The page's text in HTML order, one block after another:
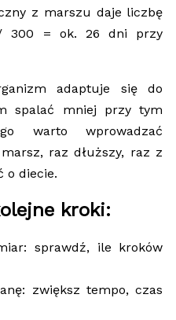
z marszu daje liczbę
/ 300 = ok. 26 dni przy
adaptuje się do
spalać mniej przy tym
warto wprowadzać
raz dłuższy, raz z
o diecie.
kroki:
sprawdź, ile kroków
zwiększ tempo, czas